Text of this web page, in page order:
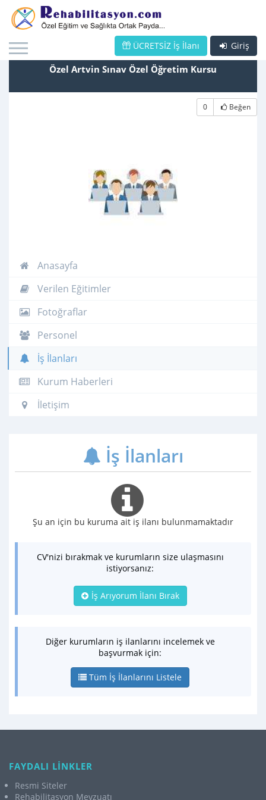
Giriş
ÜCRETSİZ İş İlanı
Özel Artvin Sınav Özel Öğretim Kursu
0 Beğen
Anasayfa
Verilen Eğitimler
Fotoğraflar
Personel
İş İlanları
Kurum Haberleri
İletişim
İş İlanları
Şu an için bu kuruma ait iş ilanı bulunmamaktadır
CV'nizi bırakmak ve kurumların size ulaşmasını
istiyorsanız:
İş Arıyorum İlanı Bırak
Diğer kurumların iş ilanlarını incelemek ve
başvurmak için:
Tüm İş İlanlarını Listele
FAYDALI LİNKLER
Resmi Siteler
Rehabilitasyon Mevzuatı